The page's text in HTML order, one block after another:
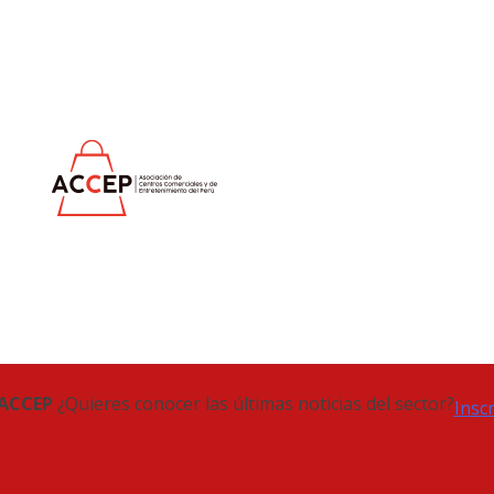
¿Quieres conocer las últimas noticias del sector?